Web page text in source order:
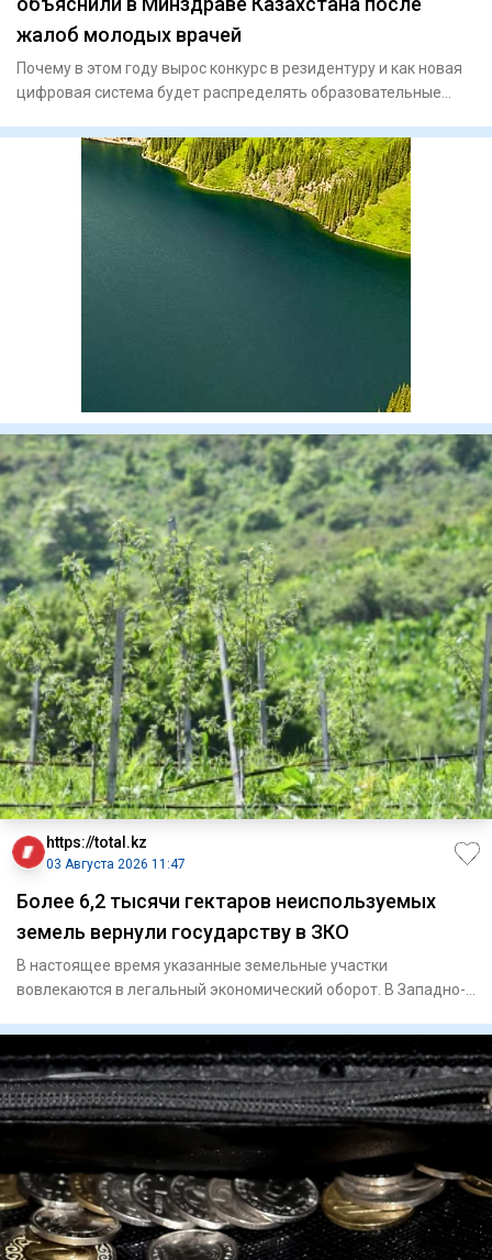
жалоб молодых врачей
Почему в этом году вырос конкурс в резидентуру и как новая
цифровая система будет распределять образовательные
https://total.kz
03 Августа 2026 11:47
Более 6,2 тысячи гектаров неиспользуемых
земель вернули государству в ЗКО
В настоящее время указанные земельные участки
вовлекаются в легальный экономический оборот. В Западно-